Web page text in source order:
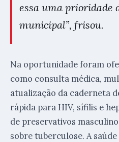
essa uma prioridade
municipal”, frisou.
Na oportunidade foram
como consulta médica,
atualização da caderneta
rápida para HIV, sífilis e
de preservativos
sobre tuberculose. A